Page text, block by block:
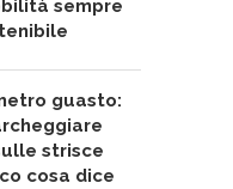
sempre
guasto:
strisce
cosa dice